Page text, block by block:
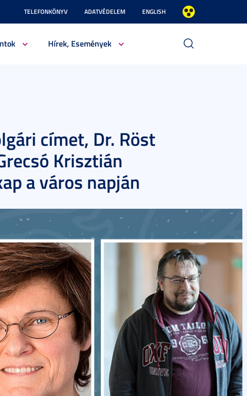
TELEFONKÖNYV ADATVÉDELEM ENGLISH
Hírek, Események
címet, Dr. Röst
Krisztián
a város napján